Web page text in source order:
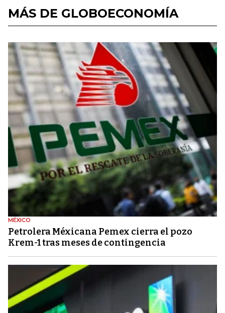
MÁS DE GLOBOECONOMÍA
MÉXICO
Petrolera Méxicana Pemex cierra el pozo
Krem-1 tras meses de contingencia